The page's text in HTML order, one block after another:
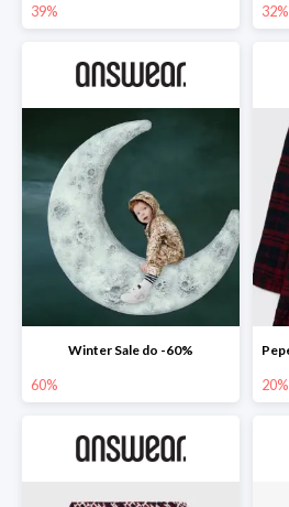
39% 32%
Winter Sale do -60%
60% 20%